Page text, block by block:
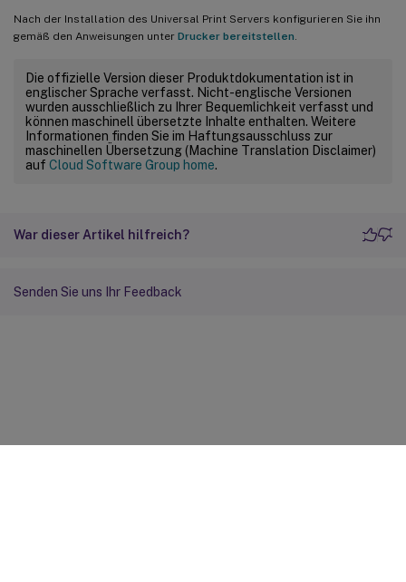
Nach der Installation des Universal Print Servers konfigurieren Sie ihn
gemäß den Anweisungen unter Drucker bereitstellen
Die offizielle Version dieser Produktdokumentation ist in
englischer Sprache verfasst. Nicht-englische Versionen
wurden ausschließlich zu Ihrer Bequemlichkeit verfasst und
können maschinell übersetzte Inhalte enthalten. Weitere
Informationen finden Sie im Haftungsausschluss zur
maschinellen Übersetzung (Machine Translation Disclaimer)
auf Cloud Software Group home.
War dieser Artikel hilfreich?
Senden Sie uns Ihr Feedback